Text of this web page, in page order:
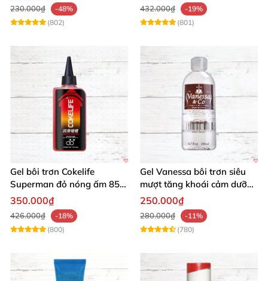
230.000₫
-48%
(802)
432.000₫
-19%
(801)
Gel bôi trơn Cokelife
Superman đỏ nóng ấm 85g
giảm đau rát
350.000₫
426.000₫
-18%
(800)
Gel Vanessa bôi trơn siêu
mượt tăng khoái cảm dưỡng
ẩm 200ml
250.000₫
280.000₫
-11%
(780)